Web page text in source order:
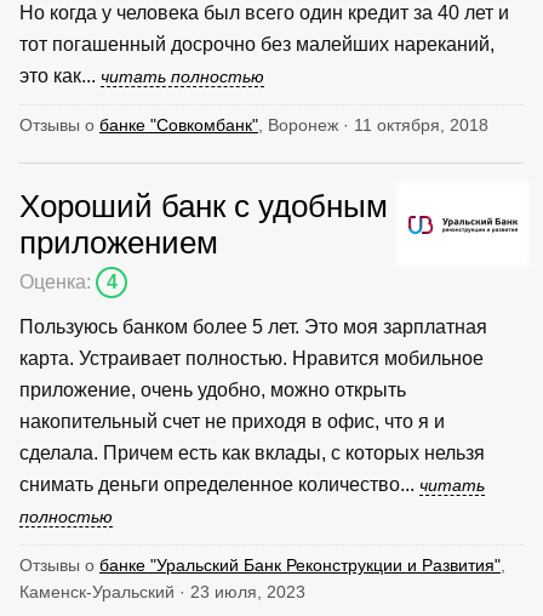
Но когда у человека был всего один кредит за 40 лет и
тот погашенный досрочно без малейших нареканий,
это как... читать полностью
Отзывы о банке "Совкомбанк" , Воронеж · 11 октября, 2018
Хороший банк с удобным
приложением
Оценка: 4
Пользуюсь банком более 5 лет. Это моя зарплатная
карта. Устраивает полностью. Нравится мобильное
приложение, очень удобно, можно открыть
накопительный счет не приходя в офис, что я и
сделала. Причем есть как вклады, с которых нельзя
снимать деньги определенное количество... читать
полностью
Отзывы о банке "Уральский Банк Реконструкции и Развития"
Каменск-Уральский · 23 июля, 2023